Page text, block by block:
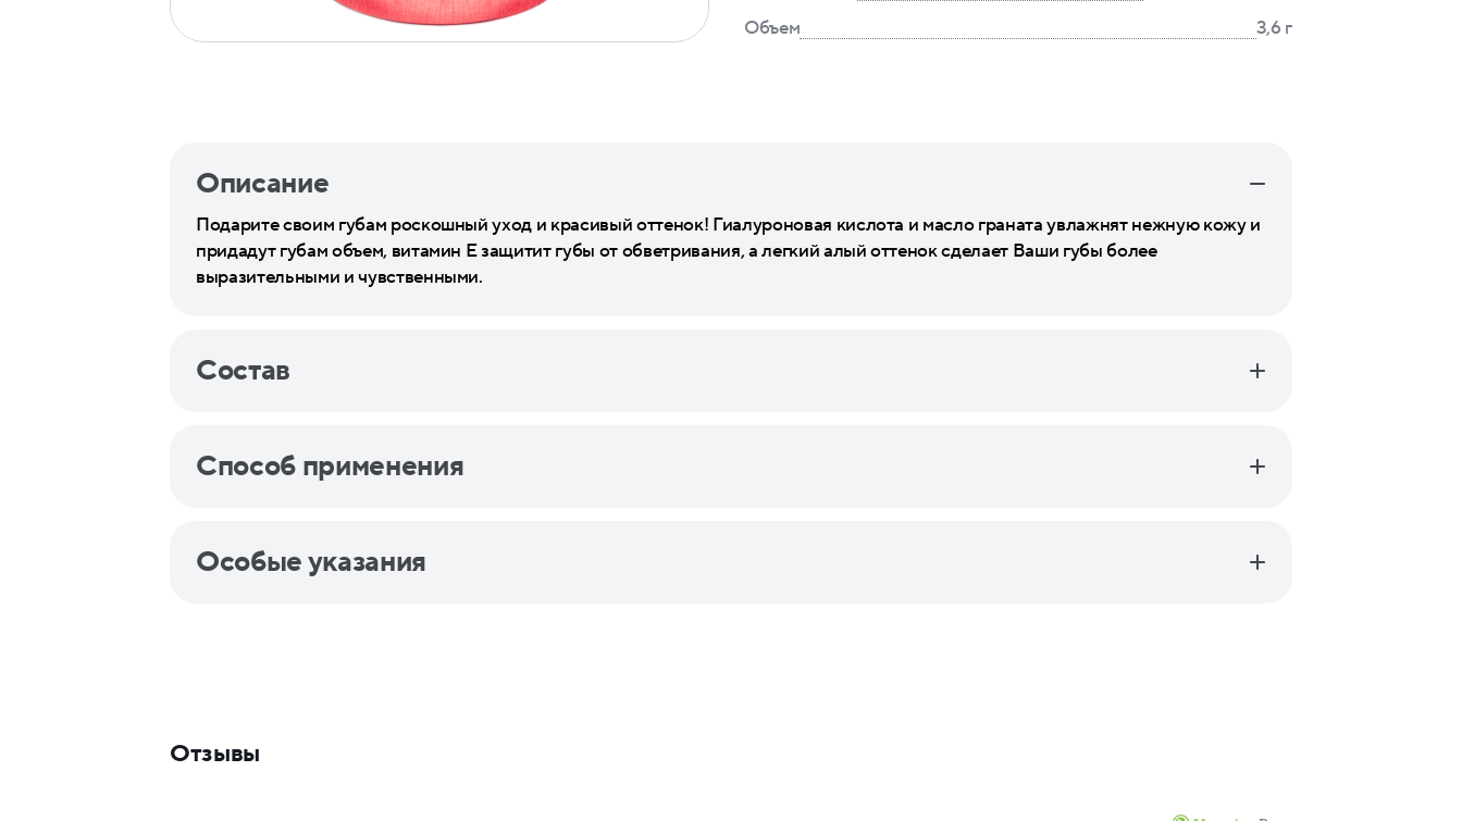
Объем
3,6 г
Описание
Подарите своим губам роскошный уход и красивый оттенок! Гиалуроновая кислота и масло граната увлажнят нежную кожу и
придадут губам объем, витамин Е защитит губы от обветривания, а легкий алый оттенок сделает Ваши губы более
выразительными и чувственными.
Состав
Способ применения
Особые указания
Отзывы